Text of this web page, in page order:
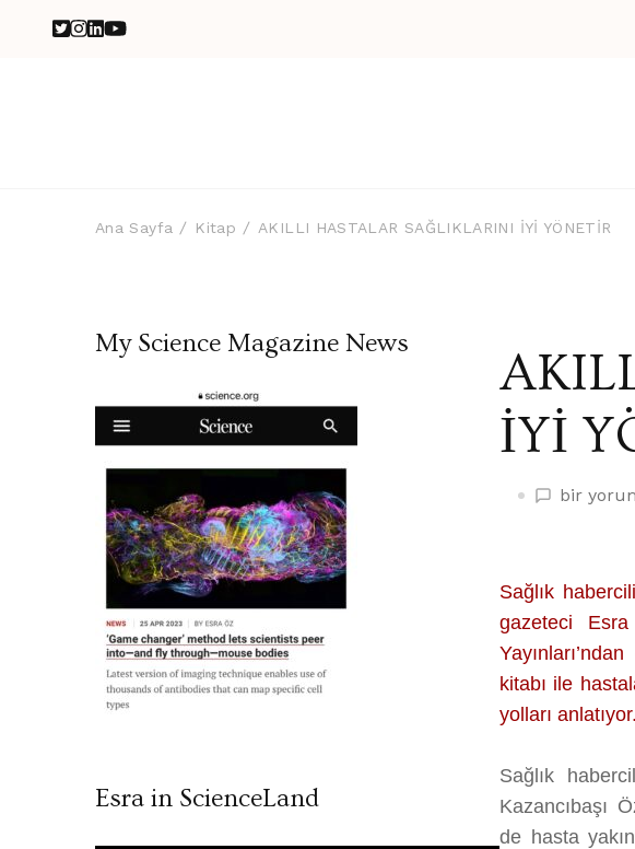
Ana Sayfa Kitap AKILLI HASTALAR SAĞLIKLARINI İYİ YÖNETİR
İYİ
AKILLI
YÖNETİR
üzerine
bir
Sağlık
gazeteci
kitabı ile
yolları anlatıyor.
Sağlık
Kazancıbaşı
de hasta
My Science Magazine News
Esra in ScienceLand